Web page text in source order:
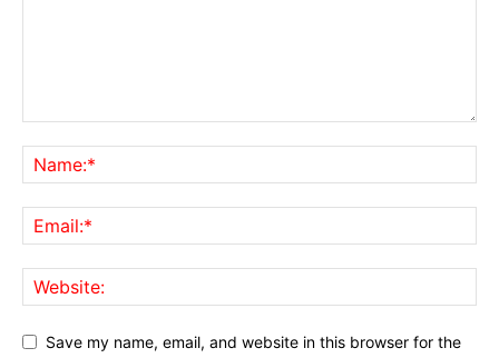
Save my name, email, and website in this browser for the